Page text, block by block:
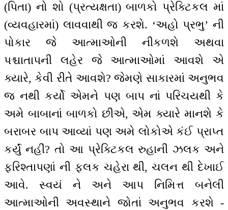
(પિતા) નો શો (પ્રત્યક્ષતા) બાળકો પ્રેક્ટિકલ માં
(વ્યવહારમાં) લાવવાથી જ કરશે. ‘અહો પ્રભુ’ ની
પોકાર જે આત્માઓની નીકળશે અથવા
પશ્ચાતાપની લહેર જે આત્માઓમાં આવશે એ
ક્યારે, કેવી રીતે આવશે? જેમણે સાકારમાં અનુભવ
જ નથી કર્યો એમને પણ બાપ નાં પરિચયથી કે
અમે બાબાનાં બાળકો છીએ, એમ ક્યારે માનશે કે
બરાબર બાપ આવ્યાં પણ અમે લોકોએ કંઈ પ્રાપ્ત
કર્યું નહીં? તો આ પ્રેક્ટિકલ રુહાની ઝલક અને
ફરિશ્તાપણાં ની ફલક ચહેરા થી, ચલન થી દેખાઈ
આવે. સ્વયં ને અને આપ નિમિત્ત બનેલી
આત્માઓની અવસ્થાને જોતાં અનુભવ કરશે -